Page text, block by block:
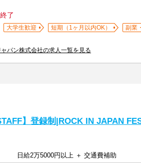
了
大学生歓迎 短期（1ヶ月以内OK）
副業
パン株式会社の求人一覧を見る
】登録制|ROCK IN JAPAN
日給2万5000円以上 ＋ 交通費補助